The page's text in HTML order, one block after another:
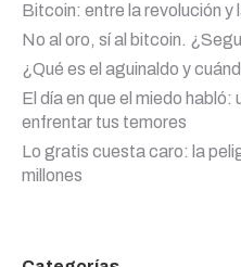
Bitcoin: entre la revolución y
No al oro, sí al bitcoin.
¿Qué es el aguinaldo y
El día en que el miedo
enfrentar tus temores
Lo gratis cuesta caro: la
millones